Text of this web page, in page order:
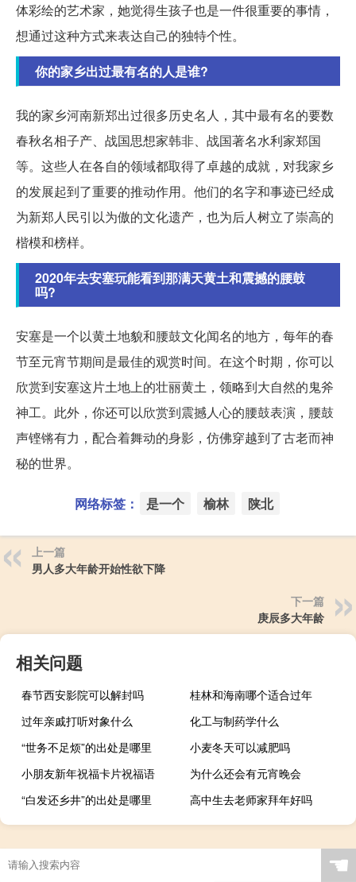
体彩绘的艺术家，她觉得生孩子也是一件很重要的事情，
想通过这种方式来表达自己的独特个性。
你的家乡出过最有名的人是谁?
我的家乡河南新郑出过很多历史名人，其中最有名的要数
春秋名相子产、战国思想家韩非、战国著名水利家郑国
等。这些人在各自的领域都取得了卓越的成就，对我家乡
的发展起到了重要的推动作用。他们的名字和事迹已经成
为新郑人民引以为傲的文化遗产，也为后人树立了崇高的
楷模和榜样。
2020年去安塞玩能看到那满天黄土和震撼的腰鼓
吗?
安塞是一个以黄土地貌和腰鼓文化闻名的地方，每年的春
节至元宵节期间是最佳的观赏时间。在这个时期，你可以
欣赏到安塞这片土地上的壮丽黄土，领略到大自然的鬼斧
神工。此外，你还可以欣赏到震撼人心的腰鼓表演，腰鼓
声铿锵有力，配合着舞动的身影，仿佛穿越到了古老而神
秘的世界。
网络标签： 是一个 榆林 陕北
上一篇
男人多大年龄开始性欲下降
下一篇
庚辰多大年龄
相关问题
春节西安影院可以解封吗
桂林和海南哪个适合过年
过年亲戚打听对象什么
化工与制药学什么
“世务不足烦”的出处是哪里
小麦冬天可以减肥吗
小朋友新年祝福卡片祝福语
为什么还会有元宵晚会
“白发还乡井”的出处是哪里
高中生去老师家拜年好吗
☚